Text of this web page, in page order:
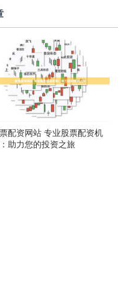
配资网站 专业股票配资机
助力您的投资之旅